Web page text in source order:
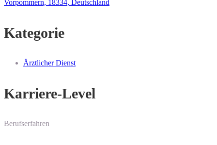
Vorpommern, 18334, Deutschland
Kategorie
Ärztlicher Dienst
Karriere-Level
Berufserfahren